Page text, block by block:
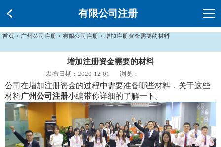
有限公司注册
首页 > 广州公司注册 > 有限公司注册 > 增加注册资金需要的材料
增加注册资金需要的材料
发布日期：2020-12-01 浏览：
公司在增加注册资金的过程中需要准备哪些材料，关于这些
材料广州公司注册小编带你详细的了解一下。